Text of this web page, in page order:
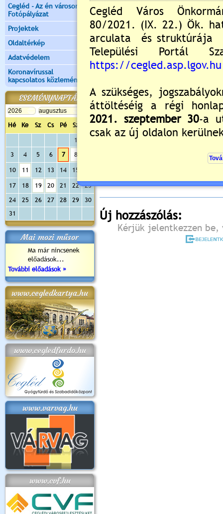
Cegléd - Az én városom -
Fotópályázat
Projektek
Oldaltérkép
Adatvédelem
Koronavírussal
kapcsolatos közlemények
ESEMÉNYNAPTÁR
Hé Ke Sz Cs Pé Sz
Va
1
3
4 5 6 7 8
10 11 12 13 14 15
17 18 19 20 21 22
23
24
25 26 27 28 29
30
31
Mai mozi műsor
Ma már nincsenek
előadások...
További előadások »
www.cegledkartya.hu
www.cegledfurdo.hu
www.varvag.hu
www.cvf.hu
Még nincsenek hozzászólások
Új hozzászólás:
Kérjük jelentkezzen be,